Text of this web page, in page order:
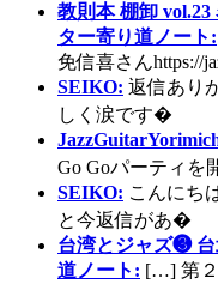
教則本 棚卸
ター寄り道ノート:
免信喜さんhttps://
SEIKO: 返信あり
しく涙です�
Go Goパーティ
SEIKO: こんにち
と今返信があ�
台湾とジャズ❸ 台
道ノート: […] 第２